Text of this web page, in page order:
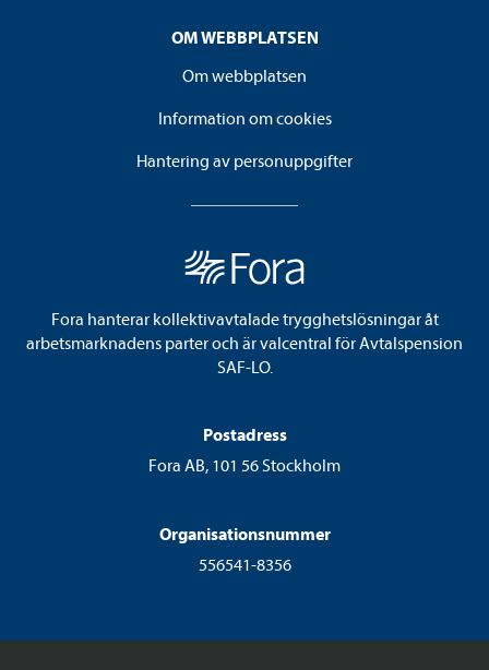
OM WEBBPLATSEN
Om webbplatsen
Information om cookies
Hantering av personuppgifter
Fora hanterar kollektivavtalade trygghetslösningar åt
arbetsmarknadens parter och är valcentral för Avtalspension
SAF-LO.
Postadress
Fora AB, 101 56 Stockholm
Organisationsnummer
556541-8356